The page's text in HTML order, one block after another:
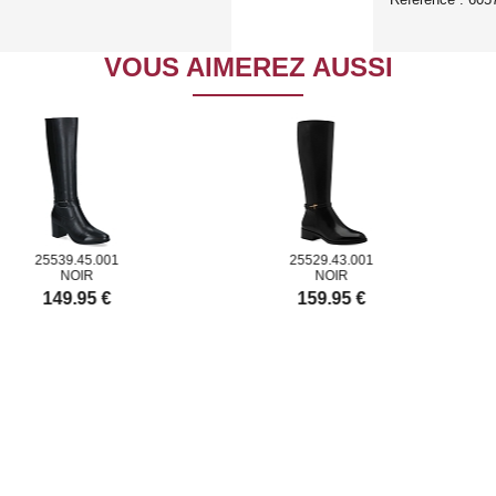
VOUS AIMEREZ AUSSI
149.95 €
25529.43.001
159.95 €